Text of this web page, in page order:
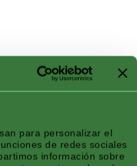
para personalizar el
de redes sociales
información sobre
Continental,